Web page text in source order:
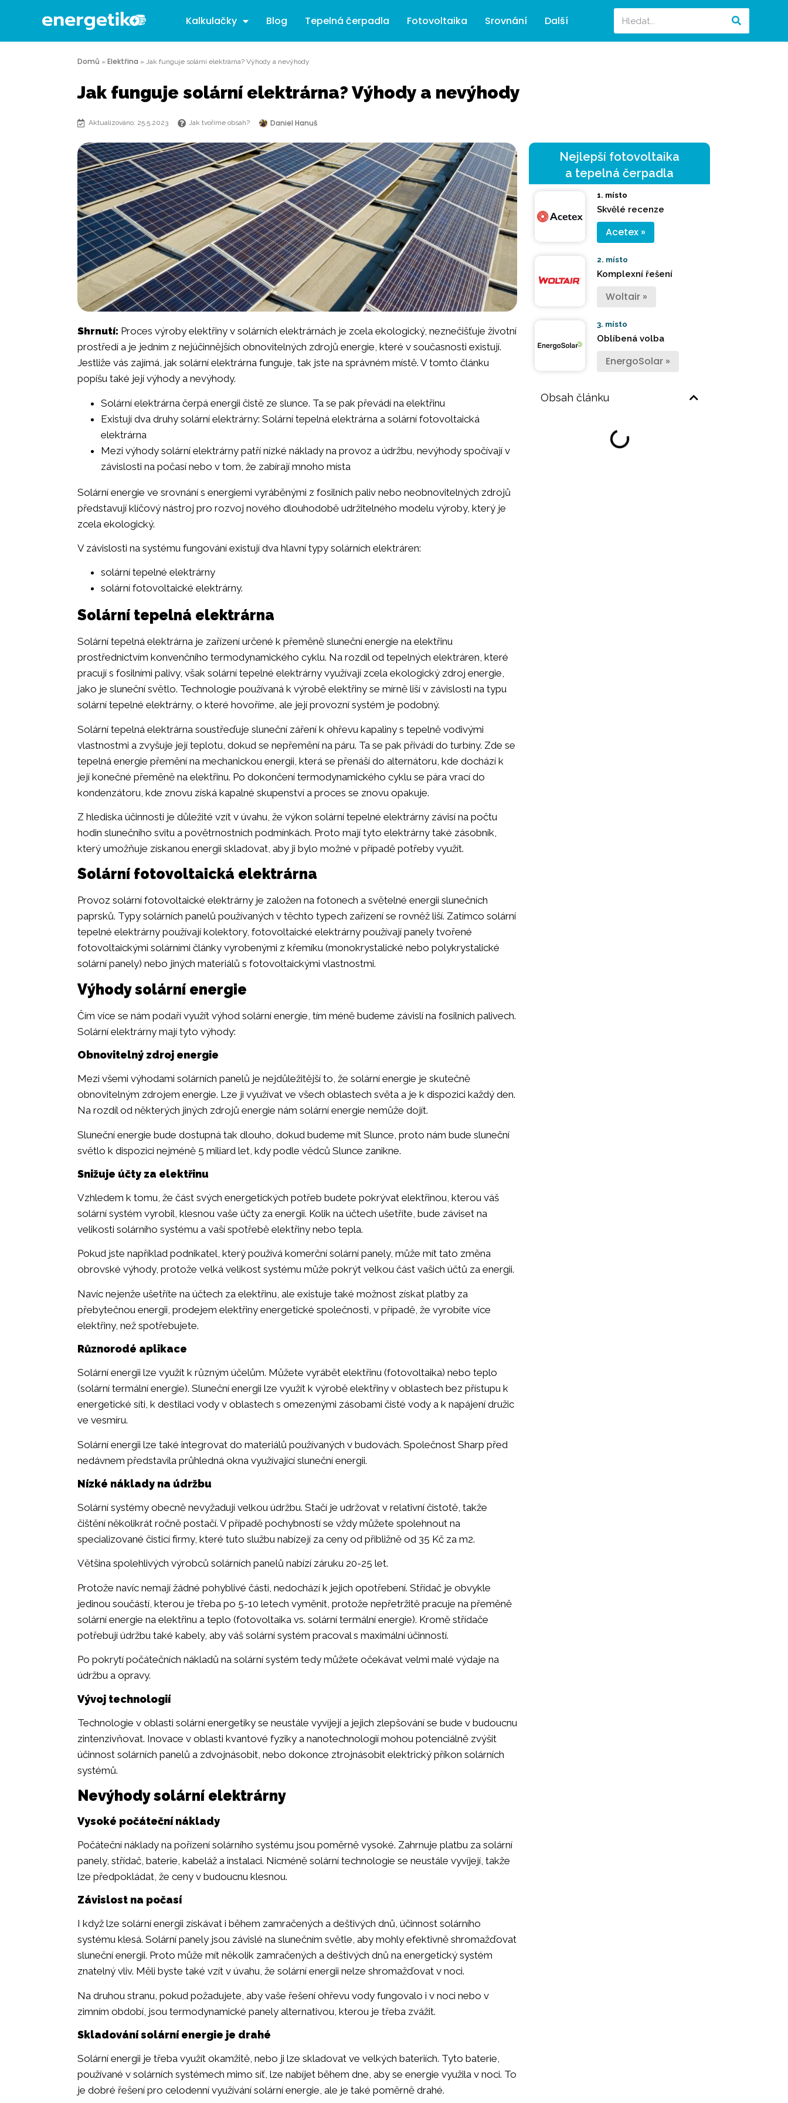
Kalkulačky Blog Tepelná čerpadla Fotovoltaika Srovnání Další
Domů » Elektřina » Jak funguje solární elektrárna? Výhody a nevýhody
Jak funguje solární elektrárna? Výhody a nevýhody
Aktualizováno: 25.5.2023 Jak tvoříme obsah? Daniel Hanuš
Shrnutí: Proces výroby elektřiny v solárních elektrárnách je zcela ekologický, neznečišťuje životní
prostředí a je jedním z nejúčinnějších obnovitelných zdrojů energie, které v současnosti existují.
Jestliže vás zajímá, jak solární elektrárna funguje, tak jste na správném místě. V tomto článku
popíšu také její výhody a nevýhody.
Solární elektrárna čerpá energii čistě ze slunce. Ta se pak převádí na elektřinu
Existují dva druhy solární elektrárny: Solární tepelná elektrárna a solární fotovoltaická
elektrárna
Mezi výhody solární elektrárny patří nízké náklady na provoz a údržbu, nevýhody spočívají v
závislosti na počasí nebo v tom, že zabírají mnoho místa
Solární energie ve srovnání s energiemi vyráběnými z fosilních paliv nebo neobnovitelných zdrojů
představují klíčový nástroj pro rozvoj nového dlouhodobě udržitelného modelu výroby, který je
zcela ekologický.
V závislosti na systému fungování existují dva hlavní typy solárních elektráren:
solární tepelné elektrárny
solární fotovoltaické elektrárny.
Solární tepelná elektrárna
Solární tepelná elektrárna je zařízení určené k přeměně sluneční energie na elektřinu
prostřednictvím konvenčního termodynamického cyklu. Na rozdíl od tepelných elektráren, které
pracují s fosilními palivy, však solární tepelné elektrárny využívají zcela ekologický zdroj energie,
jako je sluneční světlo. Technologie používaná k výrobě elektřiny se mírně liší v závislosti na typu
solární tepelné elektrárny, o které hovoříme, ale její provozní systém je podobný.
Solární tepelná elektrárna soustřeďuje sluneční záření k ohřevu kapaliny s tepelně vodivými
vlastnostmi a zvyšuje její teplotu, dokud se nepřemění na páru. Ta se pak přivádí do turbíny. Zde se
tepelná energie přemění na mechanickou energii, která se přenáší do alternátoru, kde dochází k
její konečné přeměně na elektřinu. Po dokončení termodynamického cyklu se pára vrací do
kondenzátoru, kde znovu získá kapalné skupenství a proces se znovu opakuje.
Z hlediska účinnosti je důležité vzít v úvahu, že výkon solární tepelné elektrárny závisí na počtu
hodin slunečního svitu a povětrnostních podmínkách. Proto mají tyto elektrárny také zásobník,
který umožňuje získanou energii skladovat, aby ji bylo možné v případě potřeby využít.
Solární fotovoltaická elektrárna
Provoz solární fotovoltaické elektrárny je založen na fotonech a světelné energii slunečních
paprsků. Typy solárních panelů používaných v těchto typech zařízení se rovněž liší. Zatímco solární
tepelné elektrárny používají kolektory, fotovoltaické elektrárny používají panely tvořené
fotovoltaickými solárními články vyrobenými z křemíku (monokrystalické nebo polykrystalické
solární panely) nebo jiných materiálů s fotovoltaickými vlastnostmi.
Výhody solární energie
Čím více se nám podaří využít výhod solární energie, tím méně budeme závislí na fosilních palivech.
Solární elektrárny mají tyto výhody:
Obnovitelný zdroj energie
Mezi všemi výhodami solárních panelů je nejdůležitější to, že solární energie je skutečně
obnovitelným zdrojem energie. Lze ji využívat ve všech oblastech světa a je k dispozici každý den.
Na rozdíl od některých jiných zdrojů energie nám solární energie nemůže dojít.
Sluneční energie bude dostupná tak dlouho, dokud budeme mít Slunce, proto nám bude sluneční
světlo k dispozici nejméně 5 miliard let, kdy podle vědců Slunce zanikne.
Snižuje účty za elektřinu
Vzhledem k tomu, že část svých energetických potřeb budete pokrývat elektřinou, kterou váš
solární systém vyrobil, klesnou vaše účty za energii. Kolik na účtech ušetříte, bude záviset na
velikosti solárního systému a vaší spotřebě elektřiny nebo tepla.
Pokud jste například podnikatel, který používá komerční solární panely, může mít tato změna
obrovské výhody, protože velká velikost systému může pokrýt velkou část vašich účtů za energii.
Navíc nejenže ušetříte na účtech za elektřinu, ale existuje také možnost získat platby za
přebytečnou energii, prodejem elektřiny energetické společnosti, v případě, že vyrobíte více
elektřiny, než spotřebujete.
Různorodé aplikace
Solární energii lze využít k různým účelům. Můžete vyrábět elektřinu (fotovoltaika) nebo teplo
(solární termální energie). Sluneční energii lze využít k výrobě elektřiny v oblastech bez přístupu k
energetické síti, k destilaci vody v oblastech s omezenými zásobami čisté vody a k napájení družic
ve vesmíru.
Solární energii lze také integrovat do materiálů používaných v budovách. Společnost Sharp před
nedávnem představila průhledná okna využívající sluneční energii.
Nízké náklady na údržbu
Solární systémy obecně nevyžadují velkou údržbu. Stačí je udržovat v relativní čistotě, takže
čištění několikrát ročně postačí. V případě pochybností se vždy můžete spolehnout na
specializované čisticí firmy, které tuto službu nabízejí za ceny od přibližně od 35 Kč za m2.
Většina spolehlivých výrobců solárních panelů nabízí záruku 20-25 let.
Protože navíc nemají žádné pohyblivé části, nedochází k jejich opotřebení. Střídač je obvykle
jedinou součástí, kterou je třeba po 5-10 letech vyměnit, protože nepřetržitě pracuje na přeměně
solární energie na elektřinu a teplo (fotovoltaika vs. solární termální energie). Kromě střídače
potřebují údržbu také kabely, aby váš solární systém pracoval s maximální účinností.
Po pokrytí počátečních nákladů na solární systém tedy můžete očekávat velmi malé výdaje na
údržbu a opravy.
Vývoj technologií
Technologie v oblasti solární energetiky se neustále vyvíjejí a jejich zlepšování se bude v budoucnu
zintenzivňovat. Inovace v oblasti kvantové fyziky a nanotechnologií mohou potenciálně zvýšit
účinnost solárních panelů a zdvojnásobit, nebo dokonce ztrojnásobit elektrický příkon solárních
systémů.
Nevýhody solární elektrárny
Vysoké počáteční náklady
Počáteční náklady na pořízení solárního systému jsou poměrně vysoké. Zahrnuje platbu za solární
panely, střídač, baterie, kabeláž a instalaci. Nicméně solární technologie se neustále vyvíjejí, takže
lze předpokládat, že ceny v budoucnu klesnou.
Závislost na počasí
I když lze solární energii získávat i během zamračených a deštivých dnů, účinnost solárního
systému klesá. Solární panely jsou závislé na slunečním světle, aby mohly efektivně shromažďovat
sluneční energii. Proto může mít několik zamračených a deštivých dnů na energetický systém
znatelný vliv. Měli byste také vzít v úvahu, že solární energii nelze shromažďovat v noci.
Na druhou stranu, pokud požadujete, aby vaše řešení ohřevu vody fungovalo i v noci nebo v
zimním období, jsou termodynamické panely alternativou, kterou je třeba zvážit.
Skladování solární energie je drahé
Solární energii je třeba využít okamžitě, nebo ji lze skladovat ve velkých bateriích. Tyto baterie,
používané v solárních systémech mimo síť, lze nabíjet během dne, aby se energie využila v noci. To
je dobré řešení pro celodenní využívání solární energie, ale je také poměrně drahé.
Nejlepší fotovoltaika
a tepelná čerpadla
1. místo
Skvělé recenze
Acetex »
2. místo
Komplexní řešení
Woltair »
3. místo
Oblíbená volba
EnergoSolar »
Obsah článku